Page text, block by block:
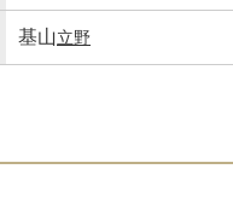
基山立野